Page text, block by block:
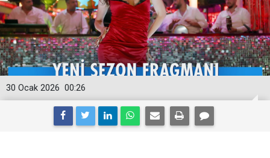
00:26
30 Ocak 2026